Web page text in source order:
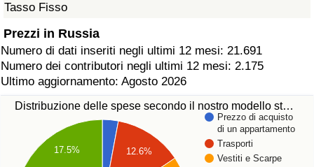
Tasso Fisso
Prezzi in Russia
Numero di dati inseriti negli ultimi 12 mesi: 21.691
Numero dei contributori negli ultimi 12 mesi: 2.175
Ultimo aggiornamento: Agosto 2026
Distribuzione delle spese secondo il nostro modello st…
Prezzo di acquisto
di un appartamento
Trasporti
Vestiti e Scarpe
12.6%
17.5%